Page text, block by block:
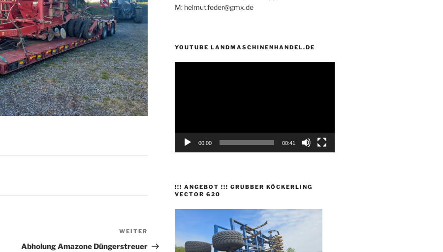
Nächster
Beitrag
WEITER
Abholung Amazone Düngerstreuer
M: helmut.feder@gmx.de
YOUTUBE LANDMASCHINENHANDEL.DE
00:00 00:41
!!! ANGEBOT !!! GRUBBER KÖCKERLING
VECTOR 620